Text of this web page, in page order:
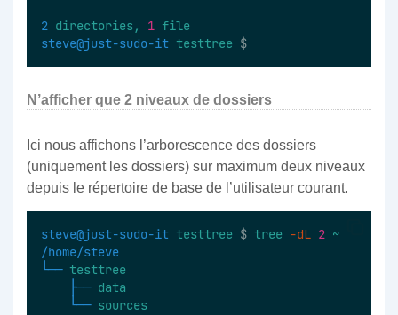
2 directories, 1 file
steve@just-sudo-it testtree $
N’afficher que 2 niveaux de dossiers
Ici nous affichons l’arborescence des dossiers
(uniquement les dossiers) sur maximum deux niveaux
depuis le répertoire de base de l’utilisateur courant.
steve@just-sudo-it testtree $ tree -dL 2 ~
/home/steve
└── testtree
├── data
└── sources